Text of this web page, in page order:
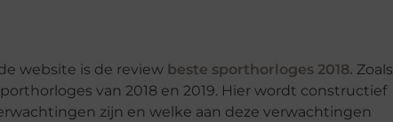
website is de review beste sporthorloges 2018. Zoals
van 2018 en 2019. Hier wordt constructief
zijn en welke aan deze verwachtingen